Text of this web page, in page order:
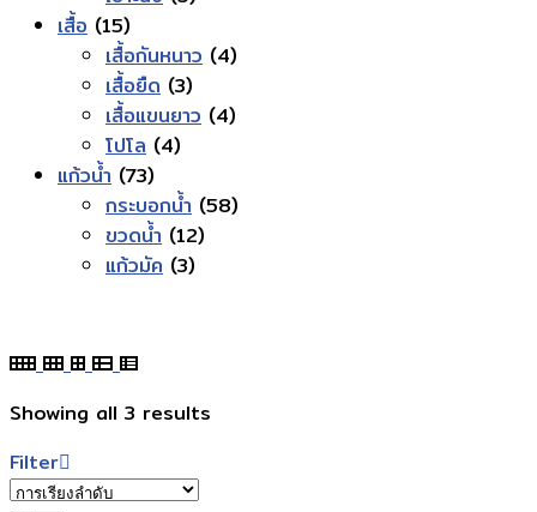
เสื้อ 1515
สินค้า
เสื้อกันหนาว 44
เสื้อยืด 33
สินค้า
เสื้อแขนยาว 44
โปโล 44
แก้วน้ำ 7373
สินค้า
กระบอกน้ำ 5858
ขวดน้ำ 1212
แก้วมัค 33
Showing all 3 results
Filter